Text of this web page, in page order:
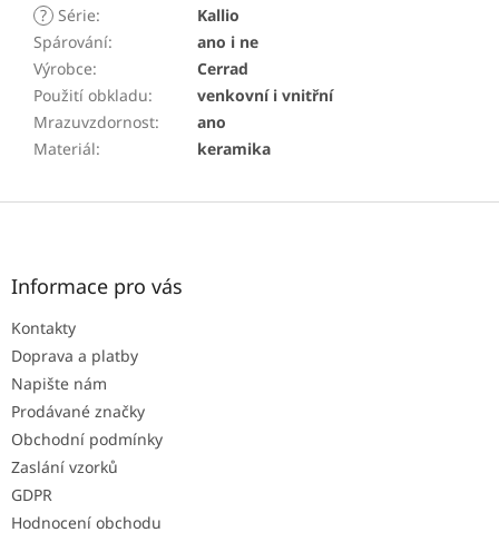
? Série:
Kallio
Spárování:
ano i ne
Výrobce:
Cerrad
Použití obkladu:
venkovní i vnitřní
Mrazuvzdornost:
ano
Materiál: keramika
Z
Informace pro vás
Kontakty
Doprava a platby
Napište nám
Prodávané značky
Obchodní podmínky
Zaslání vzorků
GDPR
Hodnocení obchodu